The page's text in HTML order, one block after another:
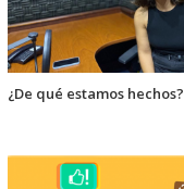
¿De qué estamos hechos?